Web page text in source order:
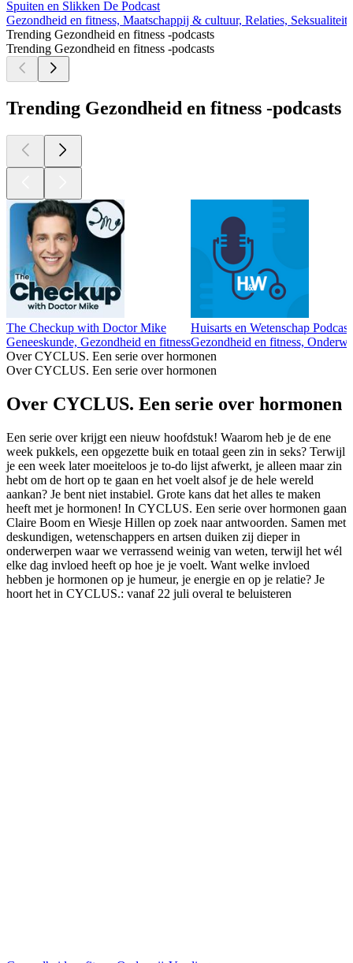
Spuiten en Slikken De Podcast
Gezondheid en fitness, Maatschappij & cultuur, Relaties, Seksualiteit
Trending Gezondheid en fitness -podcasts
Trending Gezondheid en fitness -podcasts
Trending Gezondheid en fitness -podcasts
The Checkup with Doctor Mike
Geneeskunde, Gezondheid en fitness
Huisarts en Wetenschap Podcast
Gezondheid en fitness,
Over CYCLUS. Een serie over hormonen
Over CYCLUS. Een serie over hormonen
Over CYCLUS. Een serie over hormonen
Een serie over krijgt een nieuw hoofdstuk! Waarom heb je de ene
week pukkels, een opgezette buik en totaal geen zin in seks? Terwijl
je een week later moeiteloos je to-do lijst afwerkt, je alleen maar zin
hebt om de hort op te gaan en het voelt alsof je de hele wereld
aankan? Je bent niet instabiel. Grote kans dat het alles te maken
heeft met je hormonen! In CYCLUS. Een serie over hormonen gaan
Claire Boom en Wiesje Hillen op zoek naar antwoorden. Samen met
deskundigen, wetenschappers en artsen duiken zij dieper in
onderwerpen waar we verrassend weinig van weten, terwijl het wél
elke dag invloed heeft op hoe je je voelt. Want welke invloed
hebben je hormonen op je humeur, je energie en op je relatie? Je
hoort het in CYCLUS.: vanaf 22 juli overal te beluisteren